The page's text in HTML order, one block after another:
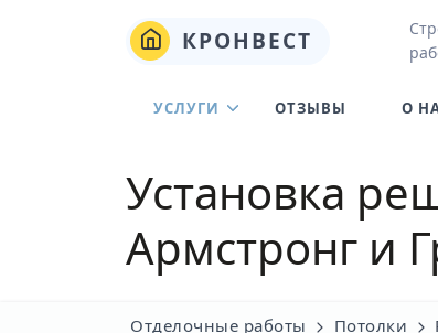
КРОНВЕСТ
УСЛУГИ ОТЗЫВЫ О
Установка
Армстронг и
Отделочные работы Потолки